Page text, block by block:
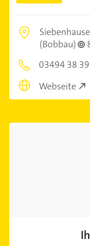
(Bobbau)
03494 38
Webseite